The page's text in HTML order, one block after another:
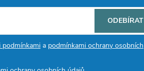
a podmínkami ochrany osobních
ODEBÍRAT